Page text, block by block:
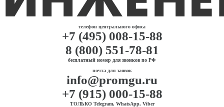
телефон центрального офиса
+7 (495) 008-15-88
8 (800) 551-78-81
бесплатный номер для звонков по РФ
почта для заявок
info@promgu.ru
+7 (915) 000-15-88
ТОЛЬКО Telegram, WhatsApp, Viber